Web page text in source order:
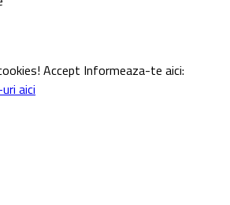
Accept Informeaza-te aici:
aici